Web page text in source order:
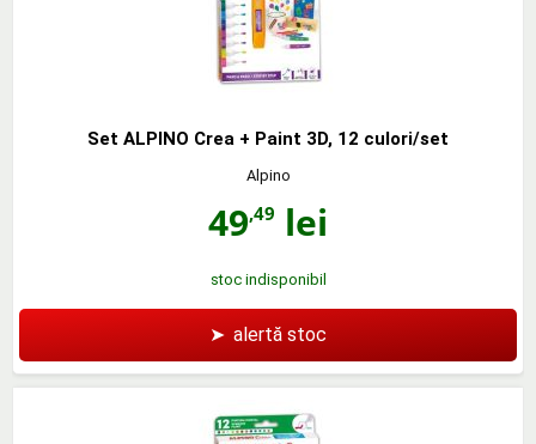
Set ALPINO Crea + Paint 3D, 12 culori/set
Alpino
49,49 lei
stoc indisponibil
➤ alertă stoc